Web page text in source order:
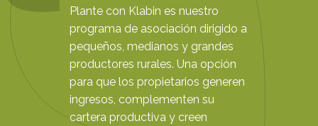
Plante con Klabin es nuestro
programa de asociación dirigido a
pequeños, medianos y grandes
productores rurales. Una opción
para que los propietarios generen
ingresos, complementen su
cartera productiva y creen